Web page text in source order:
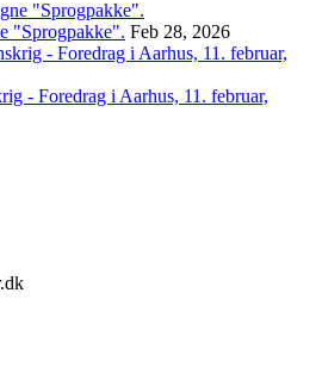
"Sprogpakke". Feb 28, 2026
- Foredrag i Aarhus, 11. februar,